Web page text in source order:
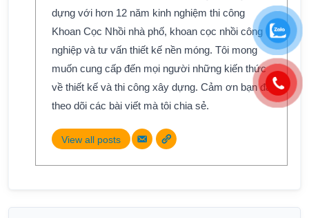
dựng với hơn 12 năm kinh nghiệm thi công
Khoan Cọc Nhồi nhà phố, khoan cọc nhồi công
nghiệp và tư vấn thiết kế nền móng. Tôi mong
muốn cung cấp đến mọi người những kiến thức
về thiết kế và thi công xây dựng. Cảm ơn bạn đã
theo dõi các bài viết mà tôi chia sẻ.
View all posts